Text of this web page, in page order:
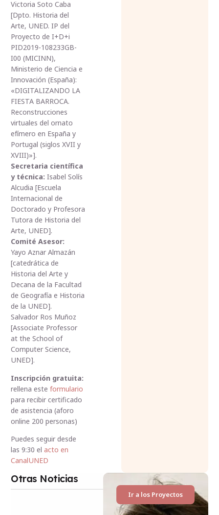
Victoria Soto Caba
[Dpto. Historia del
Arte, UNED. IP del
Proyecto de I+D+i
PID2019-108233GB-
I00 (MICINN),
Ministerio de Ciencia e
Innovación (España):
«DIGITALIZANDO LA
FIESTA BARROCA.
Reconstrucciones
virtuales del ornato
efímero en España y
Portugal (siglos XVII y
XVIII)»].
Secretaria científica
y técnica: Isabel Solís
Alcudia [Escuela
Internacional de
Doctorado y Profesora
Tutora de Historia del
Arte, UNED].
Comité Asesor:
Yayo Aznar Almazán
[catedrática de
Historia del Arte y
Decana de la Facultad
de Geografía e Historia
de la UNED].
Salvador Ros Muñoz
[Associate Professor
at the School of
Computer Science,
UNED].
Inscripción gratuita:
rellena esteformulario
para recibir certificado
de asistencia (aforo
online 200 personas)
Puedes seguir desde
las 9:30 elacto en
CanalUNED
Otras Noticias
Ir a los Proyectos